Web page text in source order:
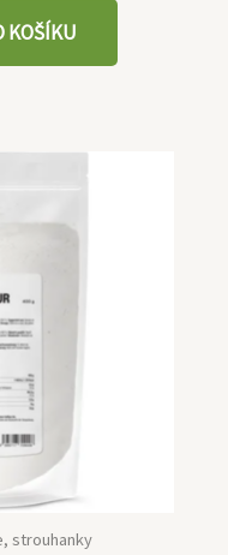
KOŠÍKU
strouhanky